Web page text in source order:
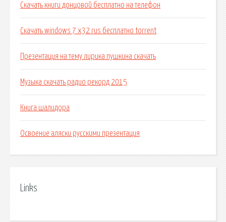
Скачать книги донцовой бесплатно на телефон
Скачать windows 7 x32 rus бесплатно torrent
Презентация на тему лирика пушкина скачать
Музыка скачать радио рекорд 2015
Книга шалидора
Освоение аляски русскими презентация
Links